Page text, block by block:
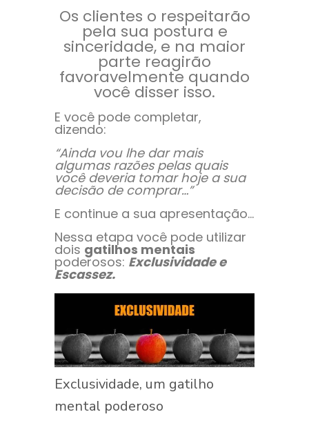
Os clientes o respeitarão
pela sua postura e
sinceridade, e na maior
parte reagirão
favoravelmente quando
você disser isso.
E você pode completar,
dizendo:
“Ainda vou lhe dar mais
algumas razões pelas quais
você deveria tomar hoje a sua
decisão de comprar…”
E continue a sua apresentação…
Nessa etapa você pode utilizar
dois gatilhos mentais
poderosos: Exclusividade e
Escassez.
Exclusividade, um gatilho
mental poderoso